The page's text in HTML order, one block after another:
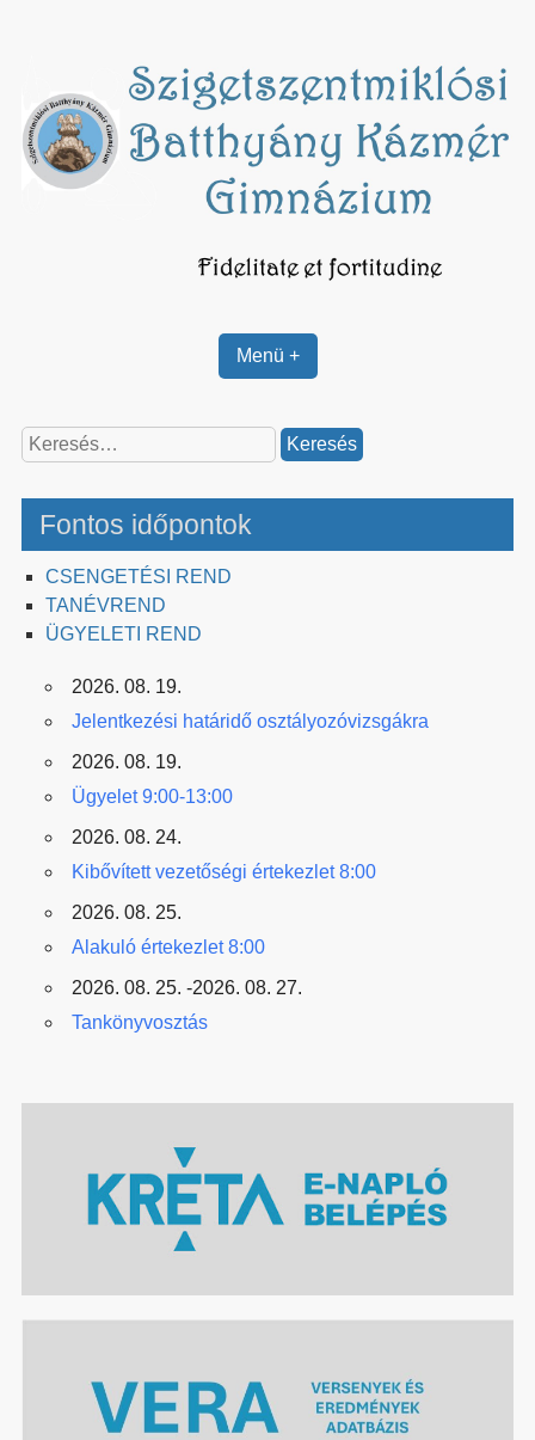
Menü +
Keresés:
Fontos időpontok
CSENGETÉSI REND
TANÉVREND
ÜGYELETI REND
2026. 08. 19.
Jelentkezési határidő osztályozóvizsgákra
2026. 08. 19.
Ügyelet 9:00-13:00
2026. 08. 24.
Kibővített vezetőségi értekezlet 8:00
2026. 08. 25.
Alakuló értekezlet 8:00
2026. 08. 25. -2026. 08. 27.
Tankönyvosztás